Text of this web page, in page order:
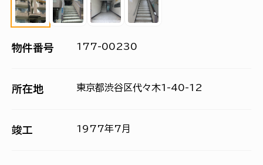
物件番号 177-00230
所在地 東京都渋谷区代々木1-40-12
竣工 1977年7月